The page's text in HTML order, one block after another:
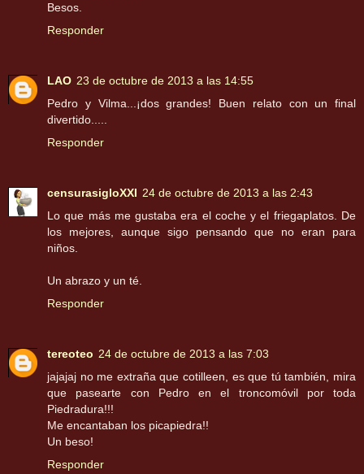
Besos.
Responder
LAO 23 de octubre de 2013 a las 14:55
Pedro y Vilma...¡dos grandes! Buen relato con un final
divertido.....
Responder
censurasigloXXI 24 de octubre de 2013 a las 2:43
Lo que más me gustaba era el coche y el friegaplatos. De
los mejores, aunque sigo pensando que no eran para
niños.
Un abrazo y un té.
Responder
tereoteo 24 de octubre de 2013 a las 7:03
jajajaj no me extraña que cotilleen, es que tú también, mira
que pasearte con Pedro en el troncomóvil por toda
Piedradura!!!
Me encantaban los picapiedra!!
Un beso!
Responder